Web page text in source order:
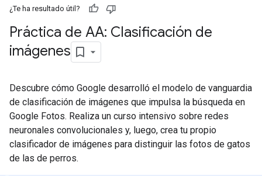
¿Te ha resultado útil?
Práctica de AA: Clasificación de
imágenes
Descubre cómo Google desarrolló el modelo de vanguardia
de clasificación de imágenes que impulsa la búsqueda en
Google Fotos. Realiza un curso intensivo sobre redes
neuronales convolucionales y, luego, crea tu propio
clasificador de imágenes para distinguir las fotos de gatos
de las de perros.